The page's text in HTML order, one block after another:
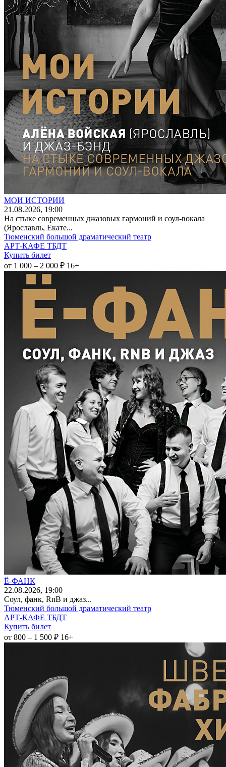
МОИ ИСТОРИИ
21 .08.2026, 19:00
На стыке современных джазовых гармоний и соул-вокала
(Ярославль, Екате...
Тюменский большой драматический театр
АРТ-КАФЕ ТБДТ
Купить билет
от 1 000 – 2 000 ₽ 16+
Ё-ФАНК
22.08.2026, 19:00
Соул, фанк, RnB и джаз...
Тюменский большой драматический театр
АРТ-КАФЕ ТБДТ
Купить билет
от 800 – 1 500 ₽ 16+